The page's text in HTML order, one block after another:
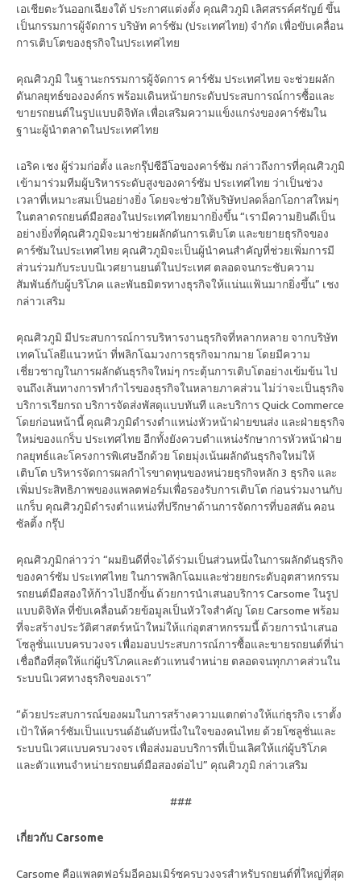
เอเชียตะวันออกเฉียงใต้ ประกาศแต่งตั้ง คุณศิวภูมิ เลิศสรรค์ศรัญย์ ขึ้น
เป็นกรรมการผู้จัดการ บริษัท คาร์ซัม (ประเทศไทย) จำกัด เพื่อขับเคลื่อน
การเติบโตของธุรกิจในประเทศไทย
คุณศิวภูมิ ในฐานะกรรมการผู้จัดการ คาร์ซัม ประเทศไทย จะช่วยผลัก
ดันกลยุทธ์ขององค์กร พร้อมเดินหน้ายกระดับประสบการณ์การซื้อและ
ขายรถยนต์ในรูปแบบดิจิทัล เพื่อเสริมความแข็งแกร่งของคาร์ซัมใน
ฐานะผู้นำตลาดในประเทศไทย
เอริค เชง ผู้ร่วมก่อตั้ง และกรุ๊ปซีอีโอของคาร์ซัม กล่าวถึงการที่คุณศิวภูมิ
เข้ามาร่วมทีมผู้บริหารระดับสูงของคาร์ซัม ประเทศไทย ว่าเป็นช่วง
เวลาที่เหมาะสมเป็นอย่างยิ่ง โดยจะช่วยให้บริษัทปลดล็อกโอกาสใหม่ๆ
ในตลาดรถยนต์มือสองในประเทศไทยมากยิ่งขึ้น “เรามีความยินดีเป็น
อย่างยิ่งที่คุณศิวภูมิจะมาช่วยผลักดันการเติบโต และขยายธุรกิจของ
คาร์ซัมในประเทศไทย คุณศิวภูมิจะเป็นผู้นำคนสำคัญที่ช่วยเพิ่มการมี
ส่วนร่วมกับระบบนิเวศยานยนต์ในประเทศ ตลอดจนกระชับความ
สัมพันธ์กับผู้บริโภค และพันธมิตรทางธุรกิจให้แน่นแฟ้นมากยิ่งขึ้น” เชง
กล่าวเสริม
คุณศิวภูมิ มีประสบการณ์การบริหารงานธุรกิจที่หลากหลาย จากบริษัท
เทคโนโลยีแนวหน้า ที่พลิกโฉมวงการธุรกิจมากมาย โดยมีความ
เชี่ยวชาญในการผลักดันธุรกิจใหม่ๆ กระตุ้นการเติบโตอย่างเข้มข้น ไป
จนถึงเส้นทางการทำกำไรของธุรกิจในหลายภาคส่วน ไม่ว่าจะเป็นธุรกิจ
บริการเรียกรถ บริการจัดส่งพัสดุแบบทันที และบริการ Quick Commerce
โดยก่อนหน้านี้ คุณศิวภูมิดำรงตำแหน่งหัวหน้าฝ่ายขนส่ง และฝ่ายธุรกิจ
ใหม่ของแกร็บ ประเทศไทย อีกทั้งยังควบตำแหน่งรักษาการหัวหน้าฝ่าย
กลยุทธ์และโครงการพิเศษอีกด้วย โดยมุ่งเน้นผลักดันธุรกิจใหม่ให้
เติบโต บริหารจัดการผลกำไรขาดทุนของหน่วยธุรกิจหลัก 3 ธุรกิจ และ
เพิ่มประสิทธิภาพของแพลตฟอร์มเพื่อรองรับการเติบโต ก่อนร่วมงานกับ
แกร็บ คุณศิวภูมิดำรงตำแหน่งที่ปรึกษาด้านการจัดการที่บอสตัน คอน
ซัลติ้ง กรุ๊ป
คุณศิวภูมิกล่าวว่า “ผมยินดีที่จะได้ร่วมเป็นส่วนหนึ่งในการผลักดันธุรกิจ
ของคาร์ซัม ประเทศไทย ในการพลิกโฉมและช่วยยกระดับอุตสาหกรรม
รถยนต์มือสองให้ก้าวไปอีกขั้น ด้วยการนำเสนอบริการ Carsome ในรูป
แบบดิจิทัล ที่ขับเคลื่อนด้วยข้อมูลเป็นหัวใจสำคัญ โดย Carsome พร้อม
ที่จะสร้างประวัติศาสตร์หน้าใหม่ให้แก่อุตสาหกรรมนี้ ด้วยการนำเสนอ
โซลูชั่นแบบครบวงจร เพื่อมอบประสบการณ์การซื้อและขายรถยนต์ที่น่า
เชื่อถือที่สุดให้แก่ผู้บริโภคและตัวแทนจำหน่าย ตลอดจนทุกภาคส่วนใน
ระบบนิเวศทางธุรกิจของเรา”
“ด้วยประสบการณ์ของผมในการสร้างความแตกต่างให้แก่ธุรกิจ เราตั้ง
เป้าให้คาร์ซัมเป็นแบรนด์อันดับหนึ่งในใจของคนไทย ด้วยโซลูชั่นและ
ระบบนิเวศแบบครบวงจร เพื่อส่งมอบบริการที่เป็นเลิศให้แก่ผู้บริโภค
และตัวแทนจำหน่ายรถยนต์มือสองต่อไป” คุณศิวภูมิ กล่าวเสริม
###
เกี่ยวกับ Carsome
Carsome คือแพลตฟอร์มอีคอมเมิร์ซครบวงจรสำหรับรถยนต์ที่ใหญ่ที่สุด